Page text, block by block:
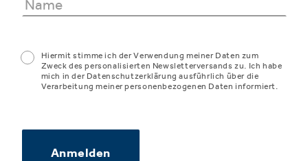
Hiermit stimme ich der Verwendung meiner Daten zum
Zweck des personalisierten Newsletterversands zu. Ich habe
mich in der Datenschutzerklärung ausführlich über die
Verarbeitung meiner personenbezogenen Daten informiert.
Anmelden